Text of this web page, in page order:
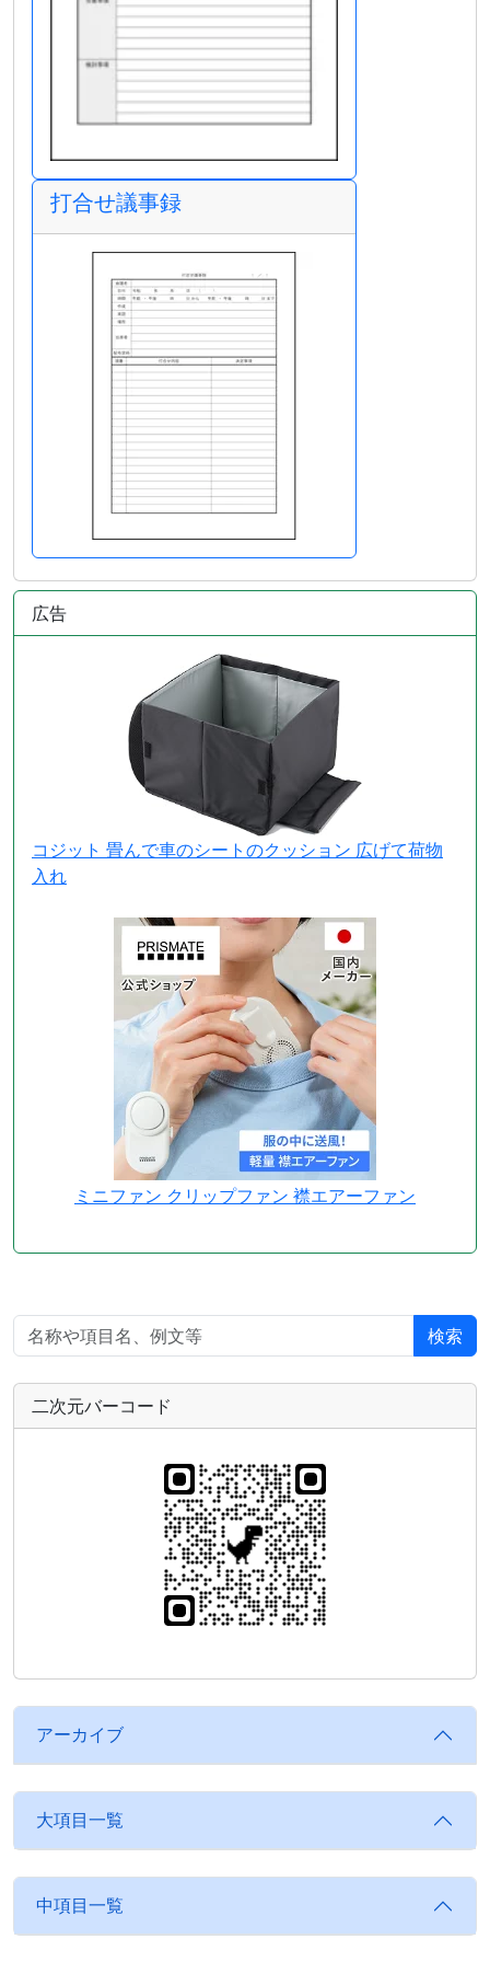
打合せ議事録
広告
コジット 畳んで車のシートのクッション 広げて荷物
入れ
ミニファン クリップファン 襟エアーファン
検索
二次元バーコード
アーカイブ
大項目一覧
中項目一覧